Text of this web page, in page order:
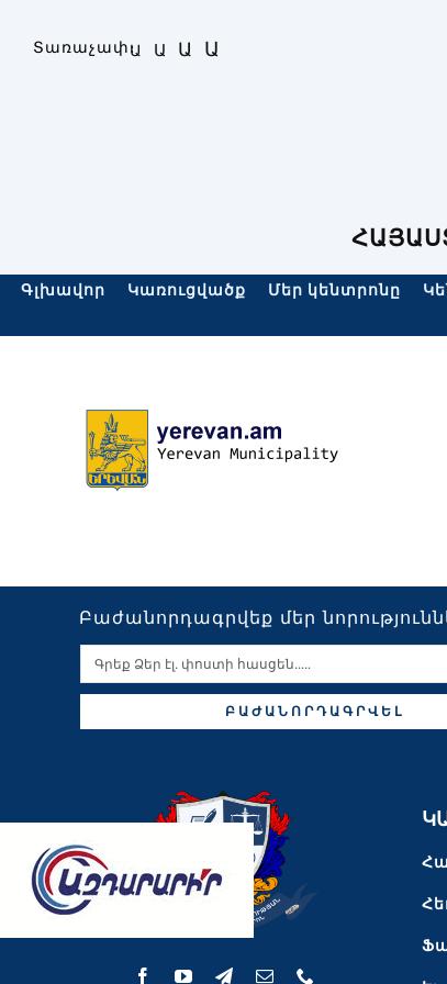
Տառաչափ։Ա Ա Ա Ա
Գլխավոր Կառուցվածք Մեր կենտրոնը
Բաժանորդագրվեք մեր
ԲԱԺԱՆՈՐԴԱԳՐՎԵԼ